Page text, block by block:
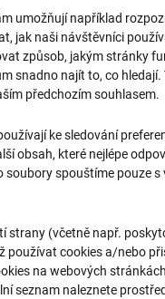
umožňují například
jak naši návštěvníci
způsob, jakým stránky
snadno najít to, co
předchozím souhlasem.
ke sledování
obsah, které nejlépe
soubory spouštíme pouze
strany (včetně např.
používat cookies a/nebo
na webových
seznam naleznete